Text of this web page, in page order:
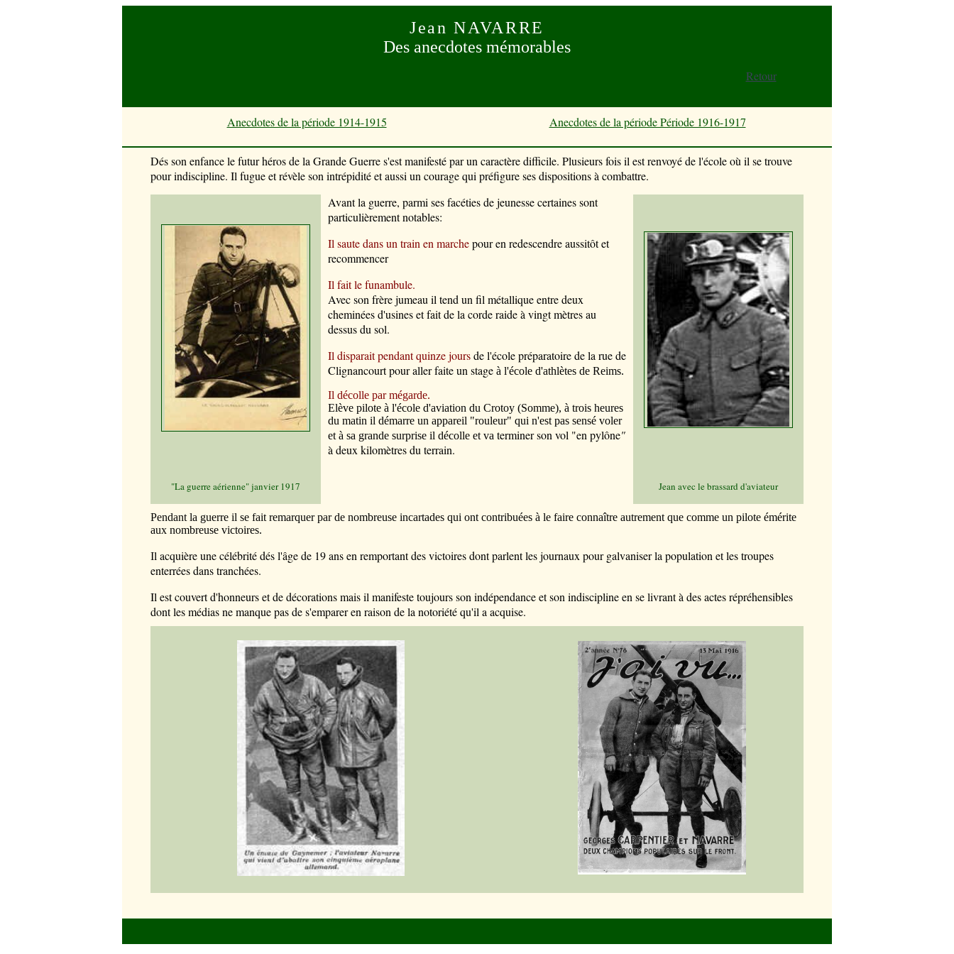
Jean NAVARRE
Des anecdotes mémorables
Retour
Anecdotes de la période 1914-1915 Anecdotes de la période Période 1916-1917
Dés son enfance le futur héros de la Grande Guerre s'est manifesté par un caractère difficile. Plusieurs fois il est renvoyé de l'école où il se trouve
pour indiscipline. Il fugue et révèle son intrépidité et aussi un courage qui préfigure ses dispositions à combattre.
Avant la guerre, parmi ses facéties de jeunesse certaines sont
particulièrement notables:
Il saute dans un train en marchepour en redescendre aussitôt et
recommencer
Il fait le funambule.
Avec son frère jumeau il tend un fil métallique entre deux
cheminées d'usines et fait de la corde raide à vingt mètres au
dessus du sol.
Il disparait pendant quinze joursde l'école préparatoire de la rue de
Clignancourt pour aller faite un stage à l'école d'athlètes de Reims.
Il décolle par mégarde.
Elève pilote à l'école d'aviation du Crotoy (Somme), à trois heures
du matin il démarre un appareil "rouleur" qui n'est pas sensé voler
et à sa grande surprise il décolle et va terminer son vol "en pylône"
à deux kilomètres du terrain.
"La guerre aérienne" janvier 1917 Jean avec le brassard d'aviateur
Pendant la guerre il se fait remarquer par de nombreuse incartades qui ont contribuées à le faire connaître autrement que comme un pilote émérite
aux nombreuse victoires.
Il acquière une célébrité dés l'âge de 19 ans en remportant des victoires dont parlent les journaux pour galvaniser la population et les troupes
enterrées dans tranchées.
Il est couvert d'honneurs et de décorations mais il manifeste toujours son indépendance et son indiscipline en se livrant à des actes répréhensibles
dont les médias ne manque pas de s'emparer en raison de la notoriété qu'il a acquise.